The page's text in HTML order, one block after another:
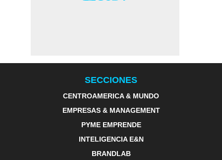
SECCIONES
CENTROAMERICA & MUNDO
EMPRESAS & MANAGEMENT
PYME EMPRENDE
INTELIGENCIA E&N
BRANDLAB